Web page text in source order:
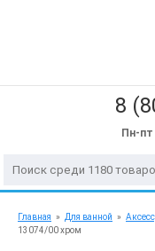
8
Пн-
Главная » Для ванной »
13074/00 хром